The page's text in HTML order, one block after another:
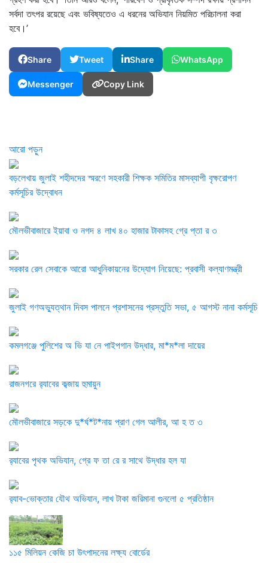
সর্বদা তৎপর রয়েছে এবং ভবিষ্যতেও এ ধরনের অভিযান নিয়মিত পরিচালনা করা
হবে।’
Share Tweet Share WhatsApp
Messenger Copy Link
আরো পড়ুন
বড়লেখায় জুলাই শহীদদের স্মরণে সহকারী শিক্ষক সমিতির মাসব্যাপী বৃক্ষরোপণ
কর্মসূচির উদ্বোধন
মৌলভীবাজারে ইয়াবা ও নগদ ৪ লাখ ৪০ হাজার টাকাসহ গ্রে প্তা র ৩
সরকার রেল সেবাকে আরো আধুনিকায়নের উদ্যোগ নিয়েছে: প্রবাসী কল্যাণমন্ত্রী
জুলাই গণঅভ্যুত্থান দিবস পালনে প্রশাসনের প্রস্তুতি সভা, ৫ আগস্ট নানা কর্মসূচি
কমলগঞ্জে পুলিশের অ ভি যা নে পাইপগান উদ্ধার, মা*ম*লা দায়ের
রাজনগরে র‌্যাবের কব্জায় হুমায়ুন
মৌলভীবাজারে সড়কে দু*র্ঘ*ট*নায় প্রাণ গেল আলীর, আ হ ত ৩
র‌্যাবের পৃথক অভিযান, গ্রে ফ তা রে র সাথে উদ্ধার হল যা
র‌্যাব-ভোক্তার যৌথ অভিযান, লাখ টাকা জরিমানা গুনলো ৫ প্রতিষ্ঠান
১১৫ মিলিয়ন কেজি চা উৎপাদনের লক্ষ্য বোর্ডের